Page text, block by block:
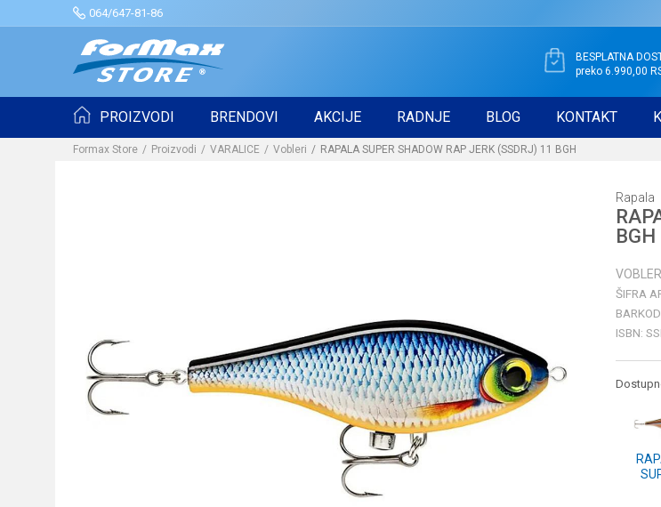
064/647-81-86
BESPLATNA
preko 6.990,00
PROIZVODI BRENDOVI AKCIJE RADNJE BLOG KONTAKT
Formax Store Proizvodi VARALICE Vobleri RAPALA SUPER SHADOW RAP JERK (SSDRJ) 11 BGH
Rapala
BGH
VOBLERI
ŠIFRA
ISBN: